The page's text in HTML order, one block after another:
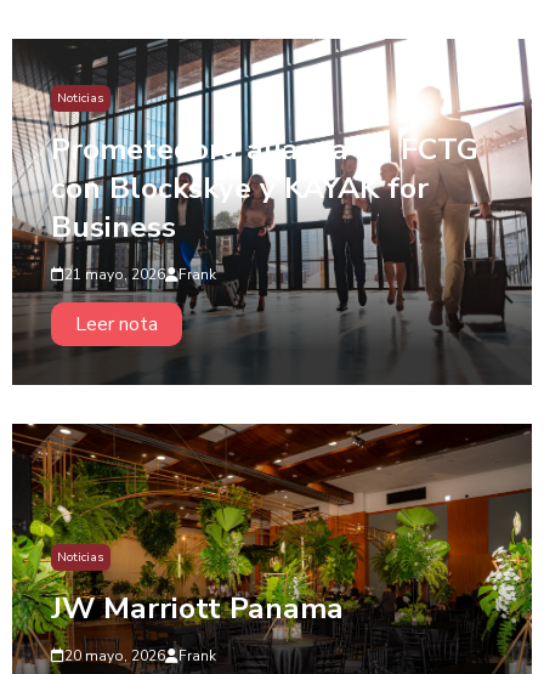
Noticias
Prometedora alianza de FCTG
con Blockskye y KAYAK for
Business
21 mayo, 2026 Frank
Leer nota
Noticias
JW Marriott Panama
20 mayo, 2026 Frank